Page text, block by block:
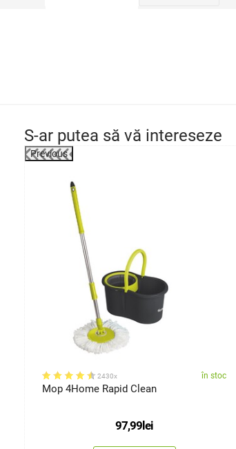
S-ar putea să vă intereseze
Previous
2430x în stoc
Mop 4Home Rapid Clean
97,99lei